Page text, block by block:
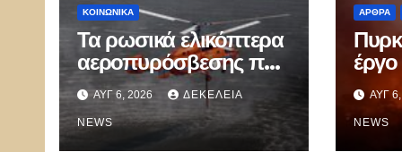
ΚΟΙΝΩΝΙΚΑ
Τα ρωσικά ελικόπτερα
αεροπυρόσβεσης που
μπορούν να ρίχνουν 5
τόνους νερού με 8
μποφόρ
ΑΥΓ 6, 2026 ΔΕΚΈΛΕΙΑ
NEWS
ΑΡΘΡΑ
έργο
ΑΥΓ
NEWS